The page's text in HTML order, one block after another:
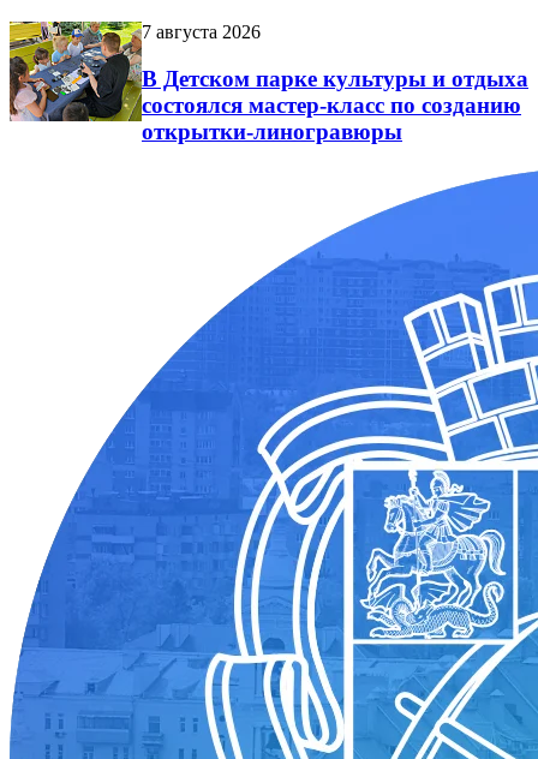
7 августа 2026
В Детском парке культуры и отдыха
состоялся мастер-класс по созданию
открытки-линогравюры